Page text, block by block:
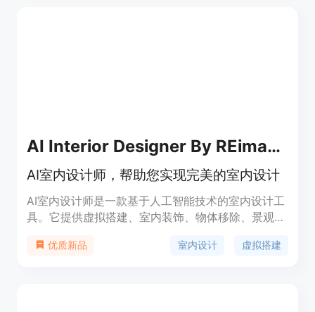
AI Interior Designer By REimagineHome
AI室内设计师，帮助您实现完美的室内设计
AI室内设计师是一款基于人工智能技术的室内设计工
具。它提供虚拟搭建、室内装饰、物体移除、景观设
壁、天花板、地板材质，升级厨房和浴室等，实现个
优质新品 室内设计 虚拟搭建